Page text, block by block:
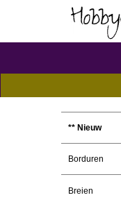
** Nieuw
Borduren
Breien